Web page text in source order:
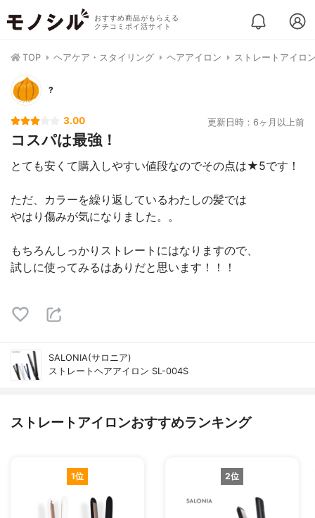
おすすめ商品がもらえる
クチコミポイ活サイト
TOP ヘアケア・スタイリング ヘアアイロン ストレートアイロ
?
3.00 更新日時：6ヶ月以上前
コスパは最強！
とても安くて購入しやすい値段なのでその点は★5です！
ただ、カラーを繰り返しているわたしの髪では
やはり傷みが気になりました。。
もちろんしっかりストレートにはなりますので、
試しに使ってみるはありだと思います！！！
SALONIA(サロニア)
ストレートヘアアイロン SL-004S
ストレートアイロンおすすめランキング
1位 2位